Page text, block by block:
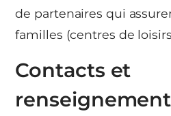
de partenaires qui
familles (centres de
Contacts et